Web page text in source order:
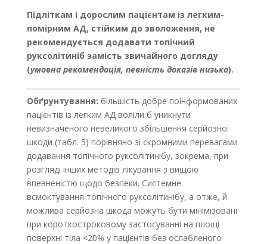
Підліткам і дорослим пацієнтам із легким-
помірним АД, стійким до зволоження, не
рекомендується додавати топічний
руксолітиніб замість звичайного догляду
(умовна рекомендація, певність доказів низька).
Обґрунтування: більшість добре поінформованих
пацієнтів із легким АД воліли б уникнути
невизначеного невеликого збільшення серйозної
шкоди (табл. 5) порівняно зі скромними перевагами
додавання топічного руксолітинібу, зокрема, при
розгляді інших методів лікування з вищою
впевненістю щодо безпеки. Системне
всмоктування топічного руксолітинібу, а отже, й
можлива серйозна шкода можуть бути мінімізовані
при короткостроковому застосуванні на площі
поверхні тіла <20% у пацієнтів без ослабленого